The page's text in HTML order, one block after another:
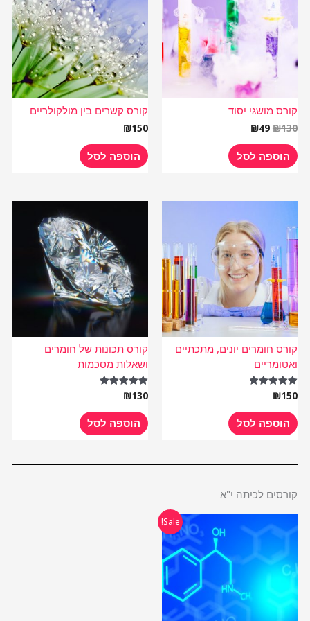
קורס מושגי יסוד
₪130
₪130.
₪49
₪49.
הוספה לסל
קורס קשרים בין מולקולריים
₪150
הוספה לסל
קורס חומרים יונים, מתכתיים
ואטומריים
דורג
5.00
מתוך 5
₪150
הוספה לסל
קורס תכונות של חומרים
ושאלות מסכמות
דורג
5.00
מתוך 5
₪130
הוספה לסל
קורסים לכיתה י"א
Sale!
המקורי
₪970.
הנוכחי
₪485.